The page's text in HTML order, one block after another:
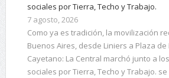
sociales por Tierra, Techo y Trabajo.
7 agosto, 2026
Como ya es tradición, la movilización
Buenos Aires, desde Liniers a Plaza
Cayetano: La Central marchó junto a
sociales por Tierra, Techo y Trabajo.